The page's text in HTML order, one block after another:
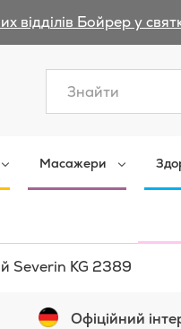
відділів Бойрер у
Закрити
Масажери
Severin KG 2389
Офіційний